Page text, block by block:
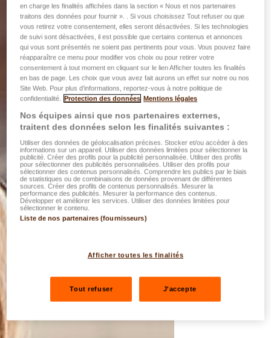
en charge les finalités affichées dans la section « Nous et nos partenaires
traitons des données pour fournir ». . Si vous choisissez Tout refuser ou que
vous retirez votre consentement, elles seront désactivées. Si les technologies
de suivi sont désactivées, il est possible que certains contenus et annonces
qui vous sont présentés ne soient pas pertinents pour vous. Vous pouvez faire
réapparaître ce menu pour modifier vos choix ou pour retirer votre
consentement à tout moment en cliquant sur le lien Afficher toutes les finalités
en bas de page. Les choix que vous avez fait aurons un effet sur notre ou nos
Site Web. Pour plus d’informations, reportez-vous à notre politique de
confidentialité. Protection des données Mentions légales
Nos équipes ainsi que nos partenaires externes,
traitent des données selon les finalités suivantes :
Utiliser des données de géolocalisation précises. Stocker et/ou accéder à des
informations sur un appareil. Utiliser des données limitées pour sélectionner la
publicité. Créer des profils pour la publicité personnalisée. Utiliser des profils
pour sélectionner des publicités personnalisées. Utiliser des profils pour
sélectionner des contenus personnalisés. Comprendre les publics par le biais
de statistiques ou de combinaisons de données provenant de différentes
sources. Créer des profils de contenus personnalisés. Mesurer la
performance des publicités. Mesurer la performance des contenus.
Développer et améliorer les services. Utiliser des données limitées pour
sélectionner le contenu.
Liste de nos partenaires (fournisseurs)
Afficher toutes les finalités
Tout refuser J'accepte